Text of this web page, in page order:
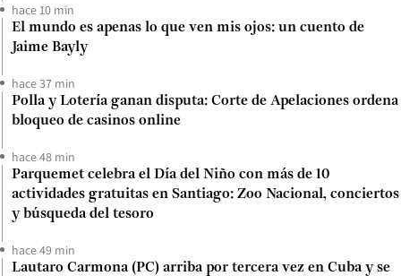
hace 10 min
El mundo es apenas lo que ven mis ojos: un cuento de
Jaime Bayly
hace 37 min
Polla y Lotería ganan disputa: Corte de Apelaciones ordena
bloqueo de casinos online
hace 48 min
Parquemet celebra el Día del Niño con más de 10
actividades gratuitas en Santiago: Zoo Nacional, conciertos
y búsqueda del tesoro
hace 49 min
Lautaro Carmona (PC) arriba por tercera vez en Cuba y se